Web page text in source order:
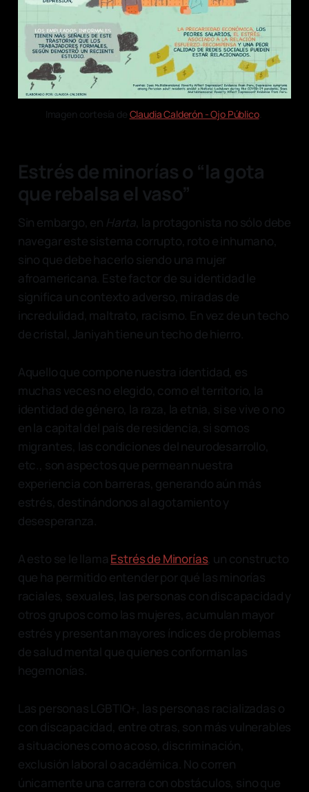
Imagen cortesía de Claudia Calderón - Ojo Público.
Estrés de minorías o “la gota
que rebalsa el vaso”
Sin embargo, en Harta, la protagonista no sólo debe
navegar este sistema corrupto, roto e inhumano,
sino que debe hacerlo siendo una mujer
afroamericana. Este factor de su identidad le
significa un contexto adverso, miradas de
incredulidad, maltrato, racismo. En vez de un techo
de cristal, Janiyah tiene un techo de hierro.
Aquello que compone nuestra identidad, es
muchas veces no elegido, como el territorio, la
identidad de género, la raza, la etnia, si se vive o no
en la capital del país de residencia, si somos
migrantes, las condiciones del neurodesarrollo,
etc., son aspectos que permean nuestra
experiencia con barreras, generando aún más
estrés, destinándonos al agotamiento y
desesperanza.
A esto se le llama Estrés de Minorías, un constructo
que ha permitido entender por qué las minorías
raciales, sexuales, las personas con discapacidad y
otros grupos como las mujeres, acumulan mayor
estrés y presentan mayores índices de problemas
de salud mental que quienes conforman las
hegemonías.
Las personas LGBTIQ+, las personas racializadas o
con discapacidad, entre otras, son más vulnerables
a situaciones como acoso, discriminación,
exclusión laboral o académica. No corren
únicamente una carrera con obstáculos, sino que